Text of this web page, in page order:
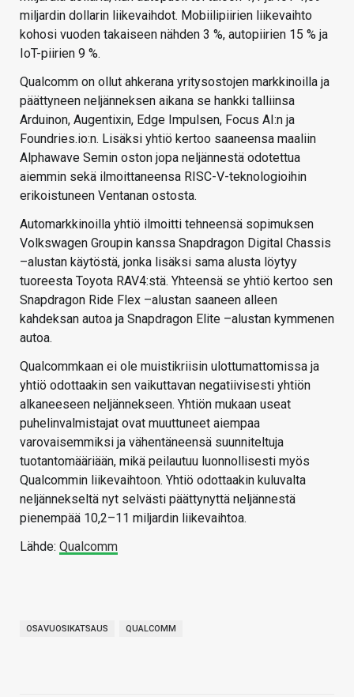
miljardin dollarin liikevaihdot. Mobiilipiirien liikevaihto
kohosi vuoden takaiseen nähden 3 %, autopiirien 15 % ja
IoT-piirien 9 %.
Qualcomm on ollut ahkerana yritysostojen markkinoilla ja
päättyneen neljänneksen aikana se hankki talliinsa
Arduinon, Augentixin, Edge Impulsen, Focus AI:n ja
Foundries.io:n. Lisäksi yhtiö kertoo saaneensa maaliin
Alphawave Semin oston jopa neljännestä odotettua
aiemmin sekä ilmoittaneensa RISC-V-teknologioihin
erikoistuneen Ventanan ostosta.
Automarkkinoilla yhtiö ilmoitti tehneensä sopimuksen
Volkswagen Groupin kanssa Snapdragon Digital Chassis
–alustan käytöstä, jonka lisäksi sama alusta löytyy
tuoreesta Toyota RAV4:stä. Yhteensä se yhtiö kertoo sen
Snapdragon Ride Flex –alustan saaneen alleen
kahdeksan autoa ja Snapdragon Elite –alustan kymmenen
autoa.
Qualcommkaan ei ole muistikriisin ulottumattomissa ja
yhtiö odottaakin sen vaikuttavan negatiivisesti yhtiön
alkaneeseen neljännekseen. Yhtiön mukaan useat
puhelinvalmistajat ovat muuttuneet aiempaa
varovaisemmiksi ja vähentäneensä suunniteltuja
tuotantomääriään, mikä peilautuu luonnollisesti myös
Qualcommin liikevaihtoon. Yhtiö odottaakin kuluvalta
neljännekseltä nyt selvästi päättynyttä neljännestä
pienempää 10,2–11 miljardin liikevaihtoa.
Lähde: Qualcomm
OSAVUOSIKATSAUS QUALCOMM